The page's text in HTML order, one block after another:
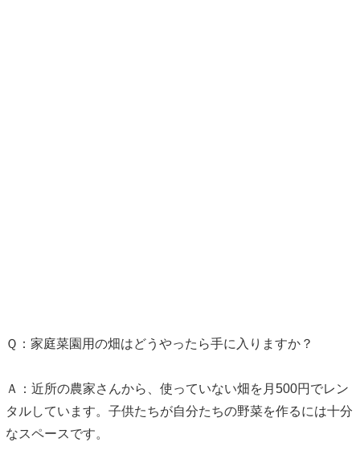
Ｑ：家庭菜園用の畑はどうやったら手に入りますか？
Ａ：近所の農家さんから、使っていない畑を月500円でレン
タルしています。子供たちが自分たちの野菜を作るには十分
なスペースです。